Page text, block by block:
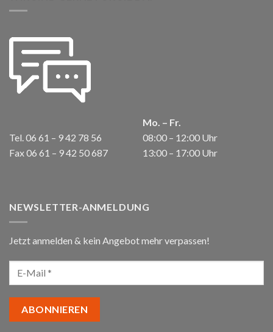
Tel. 06 61 – 9 42 78 56
Fax 06 61 – 9 42 50 687
Mo. – Fr.
08:00 – 12:00 Uhr
13:00 – 17:00 Uhr
NEWSLETTER-ANMELDUNG
Jetzt anmelden & kein Angebot mehr verpassen!